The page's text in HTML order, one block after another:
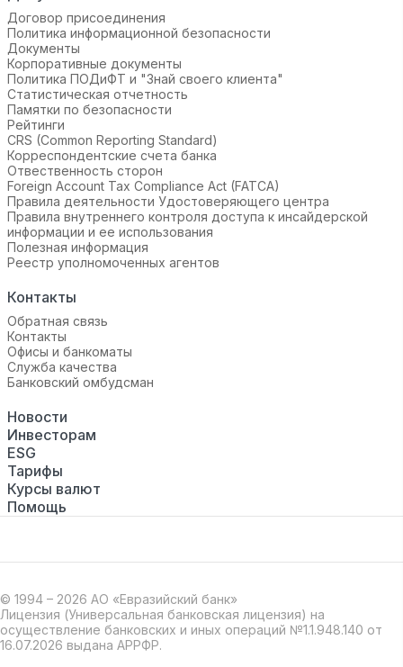
Договор присоединения
Политика информационной безопасности
Документы
Корпоративные документы
Политика ПОДиФТ и "Знай своего клиента"
Статистическая отчетность
Памятки по безопасности
Рейтинги
CRS (Common Reporting Standard)
Корреспондентские счета банка
Отвественность сторон
Foreign Account Tax Compliance Act (FATCA)
Правила деятельности Удостоверяющего центра
Правила внутреннего контроля доступа к инсайдерской
информации и ее использования
Полезная информация
Реестр уполномоченных агентов
Контакты
Обратная связь
Контакты
Офисы и банкоматы
Служба качества
Банковский омбудсман
Новости
Инвесторам
ESG
Тарифы
Курсы валют
Помощь
© 1994 – 2026 АО «Евразийский банк»
Лицензия (Универсальная банковская лицензия) на
осуществление банковских и иных операций №1.1.948.140 от
16.07.2026 выдана АРРФР.